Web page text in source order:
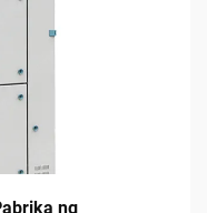
ng